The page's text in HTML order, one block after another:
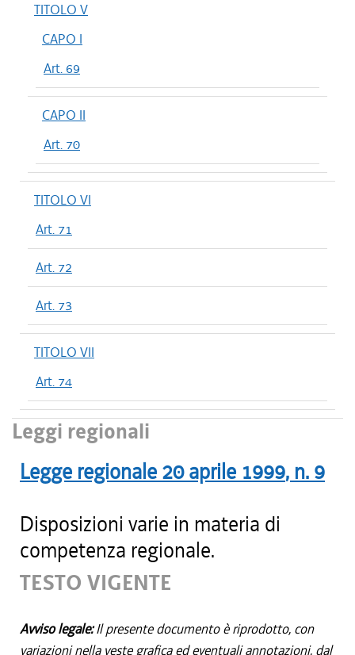
TITOLO V
CAPO I
Art. 69
CAPO II
Art. 70
TITOLO VI
Art. 71
Art. 72
Art. 73
TITOLO VII
Art. 74
Leggi regionali
Legge regionale 20 aprile 1999, n. 9
Disposizioni varie in materia di
competenza regionale.
TESTO VIGENTE
Avviso legale:Il presente documento è riprodotto, con
variazioni nella veste grafica ed eventuali annotazioni, dal